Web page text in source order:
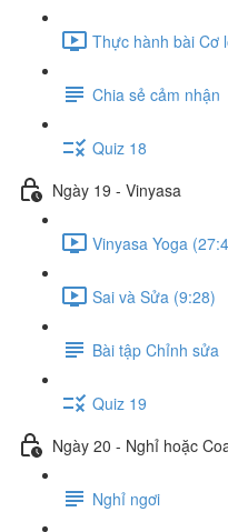
Thực hành bài Cơ
Chia sẻ cảm nhận
Quiz 18
Ngày 19 - Vinyasa
Vinyasa Yoga
Sai và Sửa (9:28)
Bài tập Chỉnh sửa
Quiz 19
Ngày 20 - Nghỉ hoặc
Nghỉ ngơi